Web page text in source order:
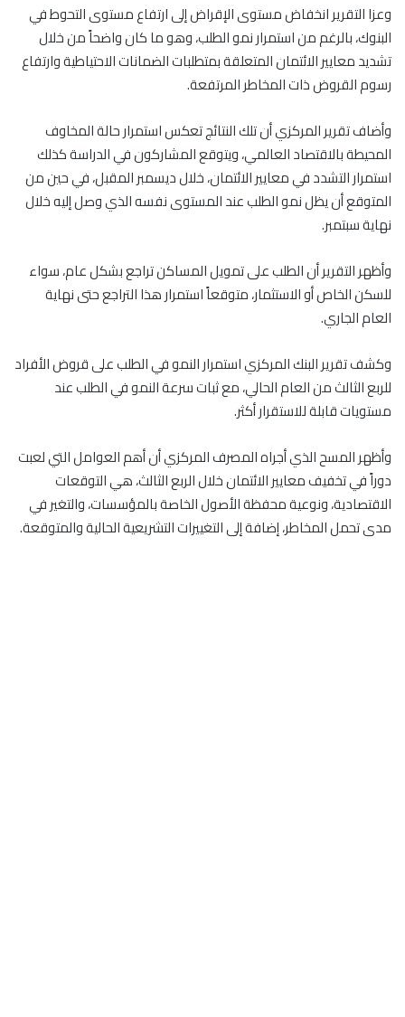
وعزا التقرير انخفاض مستوى الإقراض إلى ارتفاع مستوى التحوط في
البنوك، بالرغم من استمرار نمو الطلب، وهو ما كان واضحاً من خلال
تشديد معايير الائتمان المتعلقة بمتطلبات الضمانات الاحتياطية وارتفاع
رسوم القروض ذات المخاطر المرتفعة.
وأضاف تقرير المركزي أن تلك النتائج تعكس استمرار حالة المخاوف
المحيطة بالاقتصاد العالمي، ويتوقع المشاركون في الدراسة كذلك
استمرار التشدد في معايير الائتمان، خلال ديسمبر المقبل، في حين من
المتوقع أن يظل نمو الطلب عند المستوى نفسه الذي وصل إليه خلال
نهاية سبتمبر.
وأظهر التقرير أن الطلب على تمويل المساكن تراجع بشكل عام، سواء
للسكن الخاص أو الاستثمار، متوقعاً استمرار هذا التراجع حتى نهاية
العام الجاري.
وكشف تقرير البنك المركزي استمرار النمو في الطلب على قروض الأفراد
للربع الثالث من العام الحالي، مع ثبات سرعة النمو في الطلب عند
مستويات قابلة للاستقرار أكثر.
وأظهر المسح الذي أجراه المصرف المركزي أن أهم العوامل التي لعبت
دوراً في تخفيف معايير الائتمان خلال الربع الثالث، هي التوقعات
الاقتصادية، ونوعية محفظة الأصول الخاصة بالمؤسسات، والتغير في
مدى تحمل المخاطر، إضافة إلى التغييرات التشريعية الحالية والمتوقعة.